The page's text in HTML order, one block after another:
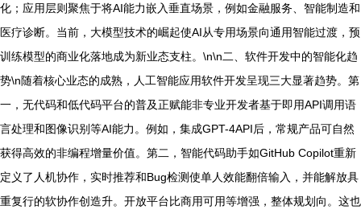
化；应用层则聚焦于将AI能力嵌入垂直场景，例如金融服务、智能制造和
医疗诊断。当前，大模型技术的崛起使AI从专用场景向通用智能过渡，预
训练模型的商业化落地成为新业态支柱。\n\n二、软件开发中的智能化趋
势\n随着核心业态的成熟，人工智能应用软件开发呈现三大显著趋势。第
一，无代码和低代码平台的普及正赋能非专业开发者基于即用API调用语
言处理和图像识别等AI能力。例如，集成GPT-4API后，常规产品可自然
获得高效的非编程增量价值。第二，智能代码助手如GitHub Copilot重新
定义了人机协作，实时推荐和Bug检测使单人效能翻倍输入，并能解放具
重复行的软协作创造升。开放平台比商用可用等增强，整体规划向。这也